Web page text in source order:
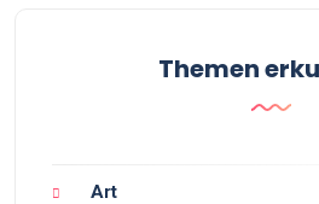
Themen
Art